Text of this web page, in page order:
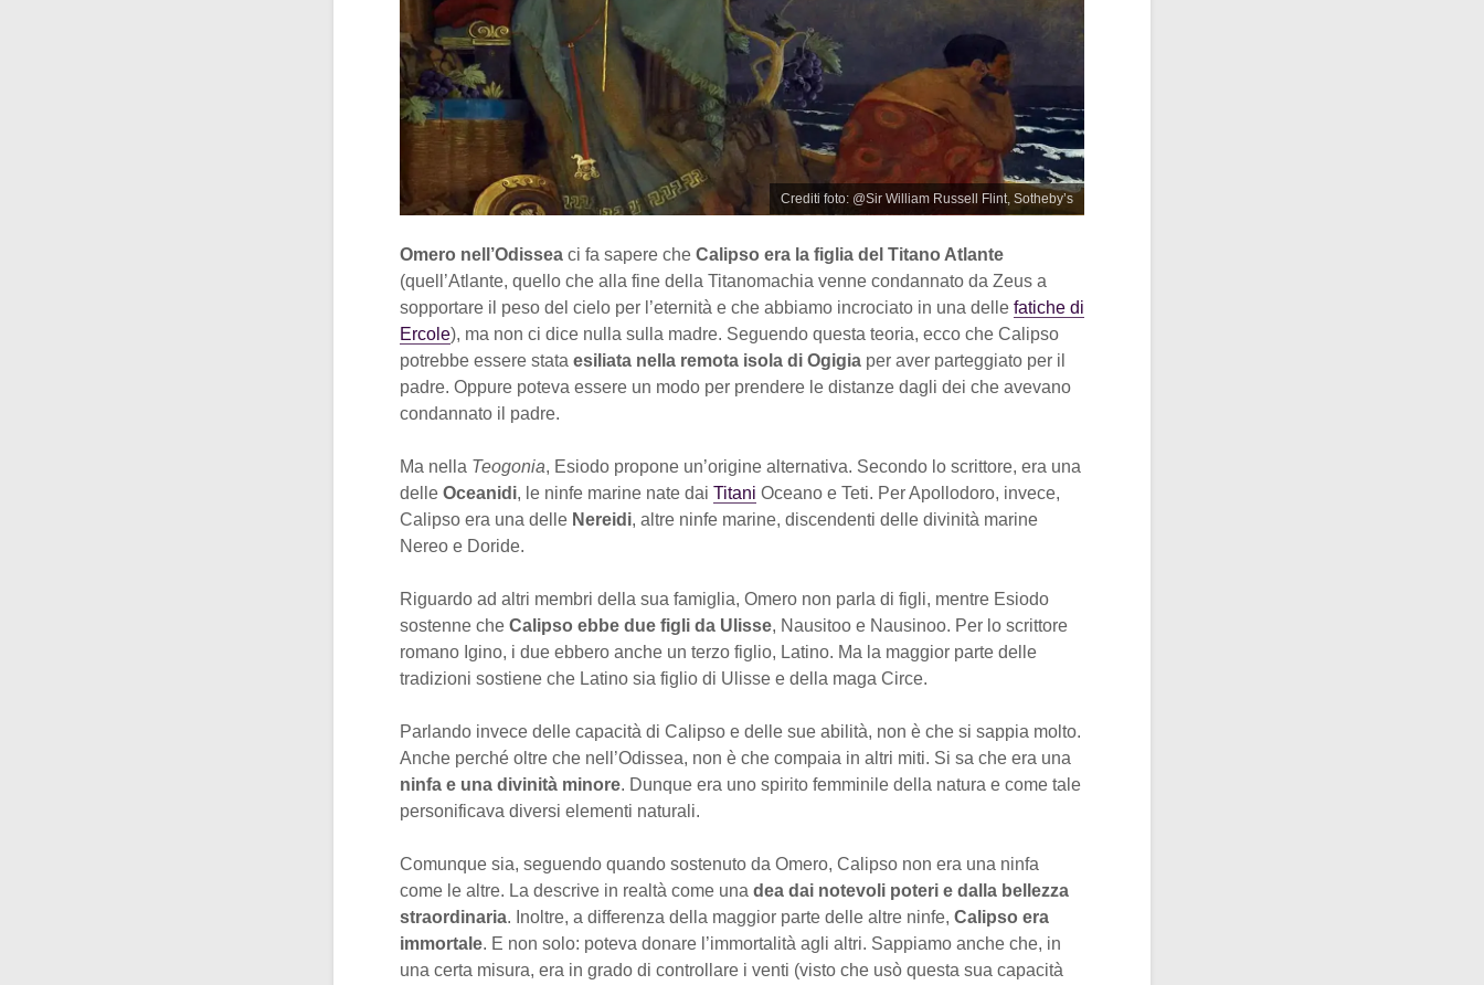
Crediti foto: @Sir William Russell Flint, Sotheby’s
Omero nell’Odissea ci fa sapere che Calipso era la figlia del Titano Atlante
(quell’Atlante, quello che alla fine della Titanomachia venne condannato da Zeus a
sopportare il peso del cielo per l’eternità e che abbiamo incrociato in una delle fatiche di
Ercole), ma non ci dice nulla sulla madre. Seguendo questa teoria, ecco che Calipso
potrebbe essere stata esiliata nella remota isola di Ogigia per aver parteggiato per il
padre. Oppure poteva essere un modo per prendere le distanze dagli dei che avevano
condannato il padre.
Ma nella Teogonia, Esiodo propone un’origine alternativa. Secondo lo scrittore, era una
delle Oceanidi, le ninfe marine nate dai Titani Oceano e Teti. Per Apollodoro, invece,
Calipso era una delle Nereidi, altre ninfe marine, discendenti delle divinità marine
Nereo e Doride.
Riguardo ad altri membri della sua famiglia, Omero non parla di figli, mentre Esiodo
sostenne che Calipso ebbe due figli da Ulisse, Nausitoo e Nausinoo. Per lo scrittore
romano Igino, i due ebbero anche un terzo figlio, Latino. Ma la maggior parte delle
tradizioni sostiene che Latino sia figlio di Ulisse e della maga Circe.
Parlando invece delle capacità di Calipso e delle sue abilità, non è che si sappia molto.
Anche perché oltre che nell’Odissea, non è che compaia in altri miti. Si sa che era una
ninfa e una divinità minore. Dunque era uno spirito femminile della natura e come tale
personificava diversi elementi naturali.
Comunque sia, seguendo quando sostenuto da Omero, Calipso non era una ninfa
come le altre. La descrive in realtà come una dea dai notevoli poteri e dalla bellezza
straordinaria. Inoltre, a differenza della maggior parte delle altre ninfe, Calipso era
immortale. E non solo: poteva donare l’immortalità agli altri. Sappiamo anche che, in
una certa misura, era in grado di controllare i venti (visto che usò questa sua capacità